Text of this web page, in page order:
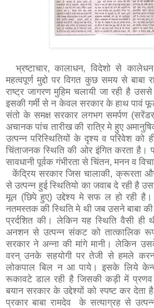
भ्रष्टाचार, कालाधन, विदेशो से
महत्वपूर्ण मुद्दो पर विगत कुछ समय से बाबा
राष्ट्र जागरण मुहिम चलायी जा रही है
इसकी गर्मी से न केवल सरकार के हाथ पावं
संतो के समक्ष सरकार लगभग समर्पण
अचानक पांच तारीख की रात्रि मे हुए
उत्पन्न परिस्थितियों के दृश्य व परिवेश को
चिंताजनक स्थिति की ओर इंगित करता है।
सावधानी पूर्वक गंभीरता से चिंतन, मनन व
केंद्रिय सरकार जिस चालाकी, क्रूरता
से उत्पन्न हुई स्थितियो का जवाब दे रही है
मूल (छिपे हुए) उद्देश्य मे सफ ल हो रही है।
नतमस्तक की स्थिति मे थी जब उसने बाबा की
प्रर्दशित की। लेकिन यह स्थिति वैसी ही
अनशन से उत्पन्न संकट को तात्कालिक
सरकार ने अन्ना की मांगे मानी। लेकिन
वरन् उनके सहयोगी पर तेजी से हमले
लोकपाल बिल न आ पाये। इसके लिये
रूकावटे डाल रही है जिसकी कड़ी में
बयान सरकार के उद्देश्यों को स्पष्ट कर
प्रकार बाबा रामदेव के सत्याग्रह से